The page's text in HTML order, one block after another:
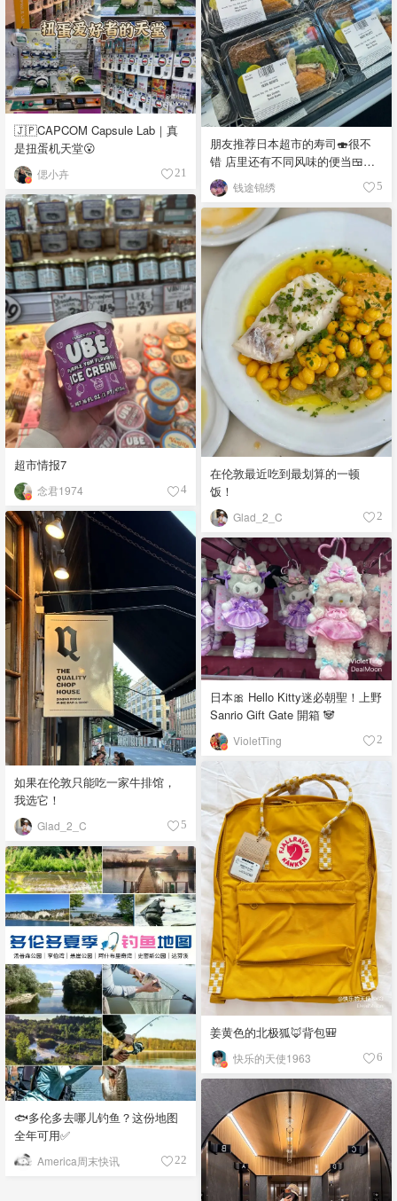
🇯🇵CAPCOM Capsule Lab｜真
是扭蛋机天堂😮
偲小卉 21
朋友推荐日本超市的寿司🍣很不
错 店里还有不同风味的便当🍱，
饭团🍙 品种真多，价格又实惠，
都看馋了
钱途锦绣 5
超市情报7
念君1974 4
在伦敦最近吃到最划算的一顿
饭！
Glad_2_C 2
如果在伦敦只能吃一家牛排馆，
我选它！
Glad_2_C 5
日本🎀 Hello Kitty迷必朝聖！上野
Sanrio Gift Gate 開箱 🐼
VioletTing 2
姜黄色的北极狐🦊背包🎒
快乐的天使1963 6
🐟多伦多去哪儿钓鱼？这份地图
全年可用✅
America周末快讯 22